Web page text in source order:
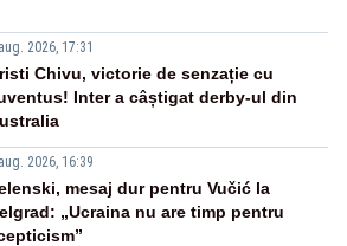
2026, 17:31
Chivu, victorie de senzație cu
Inter a câștigat derby-ul din
2026, 16:39
mesaj dur pentru Vučić la
„Ucraina nu are timp pentru